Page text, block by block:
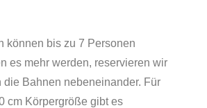
können bis zu 7 Personen
es mehr werden, reservieren wir
die Bahnen nebeneinander. Für
cm Körpergröße gibt es